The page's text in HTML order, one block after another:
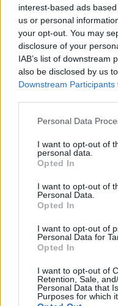
interest-based ads
us or personal
your opt-out. You may
disclosure of your
IAB’s list of downstream
also be disclosed by us
Downstream Participants
Please note that this
not limited to your visit
grant or deny consent to
use your data for below
consent section.
Personal Data
I want to opt-out of
personal data.
Opted In
I want to opt-out of
Personal Data.
Opted In
I want to opt-out of
Personal Data for
Opted In
I want to opt-out of
Retention, Sale,
Personal Data that
Purposes for which
Nureyev
O_Newton
Δεν υπάρχει
μειονέκτημα
δε βγει έστω
Χάποελ ή
πελάτισσα
Απάντησε
jblf
20/03/
τις
κατά 90% θα
να μείνει
Απάντησε
Redpassion!
jblf
τα θες και τα